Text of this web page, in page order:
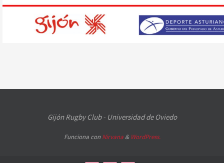
Gijón Rugby Club - Universidad de Oviedo
Funciona con Nirvana& WordPress.